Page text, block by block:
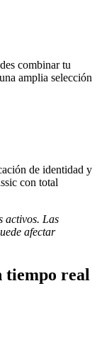
combinar tu
amplia selección
de identidad y
con total
activos. Las
afectar
tiempo real